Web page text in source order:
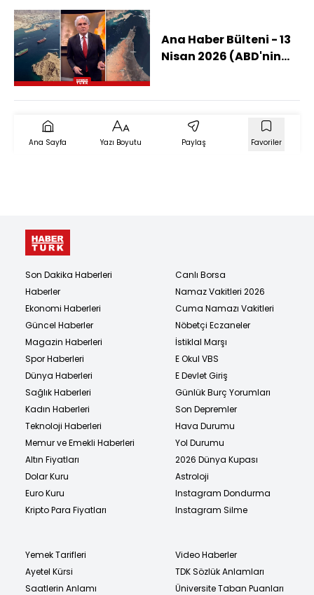
Ana Haber Bülteni - 13
Nisan 2026 (ABD'nin
Ana Sayfa Yazı Boyutu Paylaş Favoriler
Son Dakika Haberleri
Haberler
Ekonomi Haberleri
Güncel Haberler
Magazin Haberleri
Spor Haberleri
Dünya Haberleri
Sağlık Haberleri
Kadın Haberleri
Teknoloji Haberleri
Memur ve Emekli Haberleri
Altın Fiyatları
Dolar Kuru
Euro Kuru
Kripto Para Fiyatları
Canlı Borsa
Namaz Vakitleri 2026
Cuma Namazı Vakitleri
Nöbetçi Eczaneler
İstiklal Marşı
E Okul VBS
E Devlet Giriş
Günlük Burç Yorumları
Son Depremler
Hava Durumu
Yol Durumu
2026 Dünya Kupası
Astroloji
Instagram Dondurma
Instagram Silme
Yemek Tarifleri
Ayetel Kürsi
Saatlerin Anlamı
Video Haberler
TDK Sözlük Anlamları
Üniversite Taban Puanları